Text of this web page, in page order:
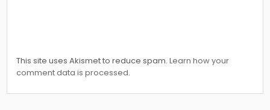
This site uses Akismet to reduce spam.Learn how your
comment data is processed.